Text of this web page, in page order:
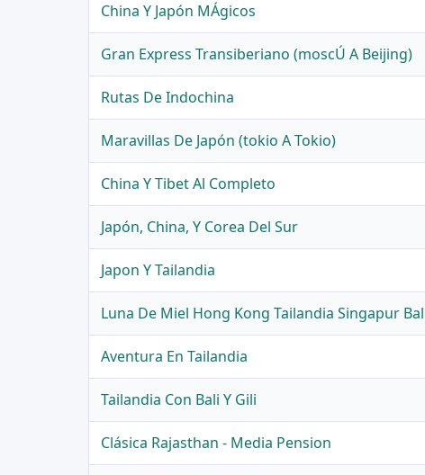
China Y Japón MÁgicos
Gran Express Transiberiano (moscÚ A Beijing)
Rutas De Indochina
Maravillas De Japón (tokio A Tokio)
China Y Tibet Al Completo
Japón, China, Y Corea Del Sur
Japon Y Tailandia
Luna De Miel Hong Kong Tailandia Singapur
Aventura En Tailandia
Tailandia Con Bali Y Gili
Clásica Rajasthan - Media Pension